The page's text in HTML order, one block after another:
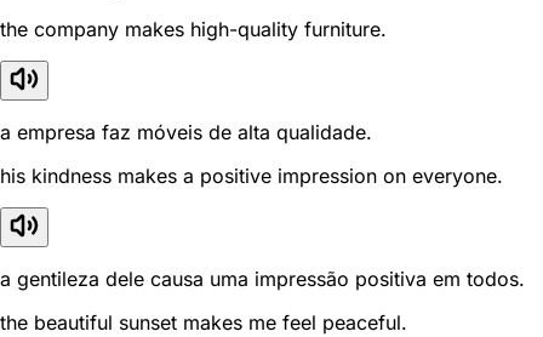
the company makes high-quality furniture.
a empresa faz móveis de alta qualidade.
his kindness makes a positive impression on everyone.
a gentileza dele causa uma impressão positiva em todos.
the beautiful sunset makes me feel peaceful.